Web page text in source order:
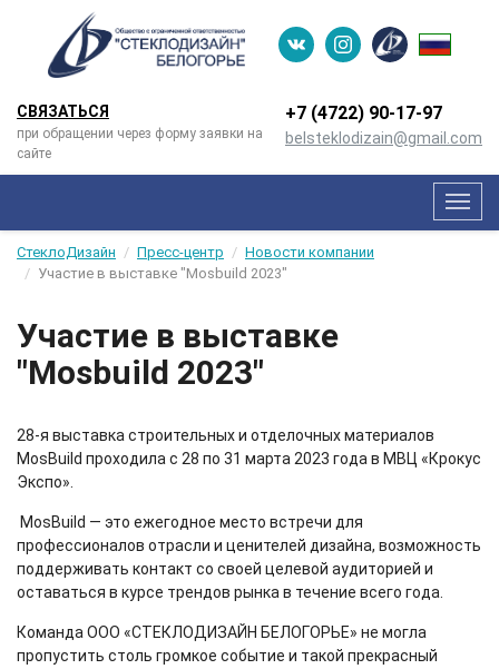
СВЯЗАТЬСЯ
при обращении через форму заявки на
сайте
+7 (4722) 90-­17-­97
belsteklodizain@gmail.com
Меню
СтеклоДизайн Пресс-центр
Новости компании
Участие в выставке "Mosbuild 2023"
Участие в выставке
"Mosbuild 2023"
28-я выставка строительных и отделочных материалов
MosBuild проходила с 28 по 31 марта 2023 года в МВЦ «Крокус
Экспо».
MosBuild — это ежегодное место встречи для
профессионалов отрасли и ценителей дизайна, возможность
поддерживать контакт со своей целевой аудиторией и
оставаться в курсе трендов рынка в течение всего года.
Команда ООО «СТЕКЛОДИЗАЙН БЕЛОГОРЬЕ» не могла
пропустить столь громкое событие и такой прекрасный